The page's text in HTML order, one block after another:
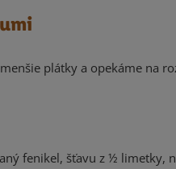
plátky a opekáme na
fenikel, šťavu z ½ limetky,